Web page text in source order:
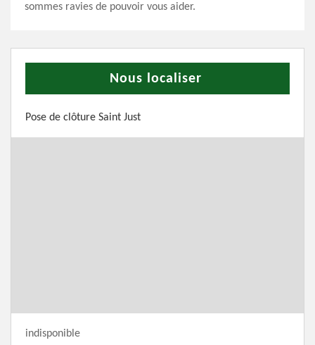
sommes ravies de pouvoir vous aider.
Nous localiser
Pose de clôture Saint Just
indisponible